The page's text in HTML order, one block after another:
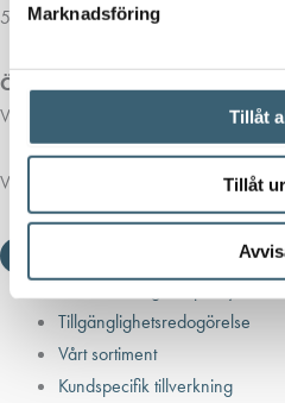
Marknadsföring
Tillåt
Tillåt
583 30 Linköping
Öppettider butik:
Vardagar 07.00 - 16.00
Viktiga länkar
Villkor & integritetspolicy
Tillgänglighetsredogörelse
Vårt sortiment
Kundspecifik tillverkning